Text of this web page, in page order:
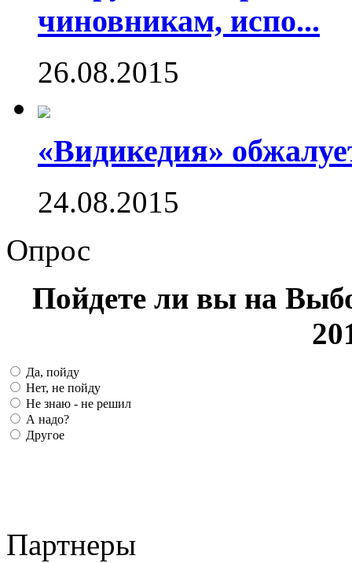
чиновникам, испо...
26.08.2015
«Видикедия»
24.08.2015
Опрос
Пойдете ли вы на
Да, пойду
Нет, не пойду
Не знаю - не решил
А надо?
Другое
Партнеры